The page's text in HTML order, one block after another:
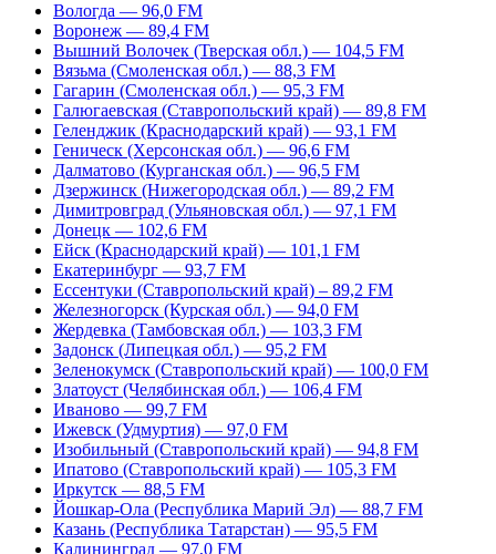
Вологда — 96,0 FM
Воронеж — 89,4 FM
Вышний Волочек (Тверская обл.) — 104,5 FM
Вязьма (Смоленская обл.) — 88,3 FM
Гагарин (Смоленская обл.) — 95,3 FM
Галюгаевская (Ставропольский край) — 89,8 FM
Геленджик (Краснодарский край) — 93,1 FM
Геническ (Херсонская обл.) — 96,6 FM
Далматово (Курганская обл.) — 96,5 FM
Дзержинск (Нижегородская обл.) — 89,2 FM
Димитровград (Ульяновская обл.) — 97,1 FM
Донецк — 102,6 FM
Ейск (Краснодарский край) — 101,1 FM
Екатеринбург — 93,7 FM
Ессентуки (Ставропольский край) – 89,2 FM
Железногорск (Курская обл.) — 94,0 FM
Жердевка (Тамбовская обл.) — 103,3 FM
Задонск (Липецкая обл.) — 95,2 FM
Зеленокумск (Ставропольский край) — 100,0 FM
Златоуст (Челябинская обл.) — 106,4 FM
Иваново — 99,7 FM
Ижевск (Удмуртия) — 97,0 FM
Изобильный (Ставропольский край) — 94,8 FM
Ипатово (Ставропольский край) — 105,3 FM
Иркутск — 88,5 FM
Йошкар-Ола (Республика Марий Эл) — 88,7 FM
Казань (Республика Татарстан) — 95,5 FM
Калининград — 97,0 FM